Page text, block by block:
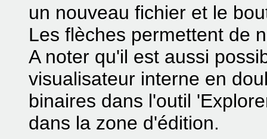
un nouveau fichier et le
Les flèches permettent de
A noter qu'il est aussi
visualisateur interne en
binaires dans l'outil
dans la zone d'édition.